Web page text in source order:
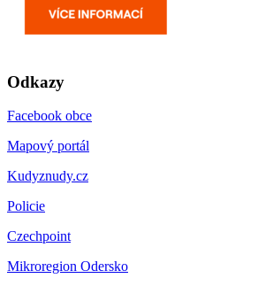
Odkazy
Facebook obce
Mapový portál
Kudyznudy.cz
Policie
Czechpoint
Mikroregion Odersko